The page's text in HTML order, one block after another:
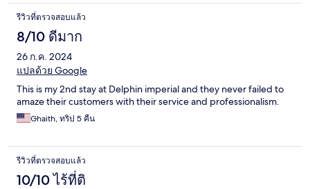
รีวิวที่ตรวจสอบแล้ว
8/10 ดีมาก
26 ก.ค. 2024
แปลด้วย Google
This is my 2nd stay at Delphin imperial and they never failed to
amaze their customers with their service and professionalism.
Ghaith, ทริป 5 คืน
รีวิวที่ตรวจสอบแล้ว
10/10 ไร้ที่ติ